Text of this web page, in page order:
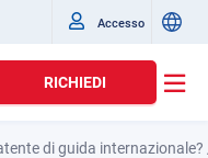
Accesso
RICHIEDI
di guida internazionale?